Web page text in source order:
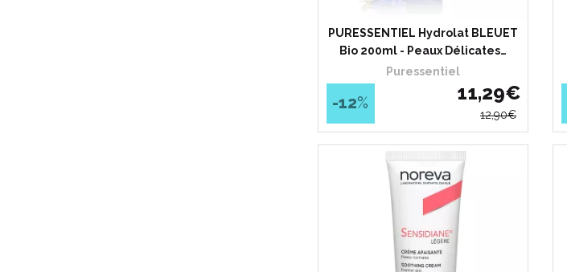
PURESSENTIEL Hydrolat BLEUET
Bio 200ml - Peaux Délicates…
Puressentiel
11,29€
12,90€
-12%